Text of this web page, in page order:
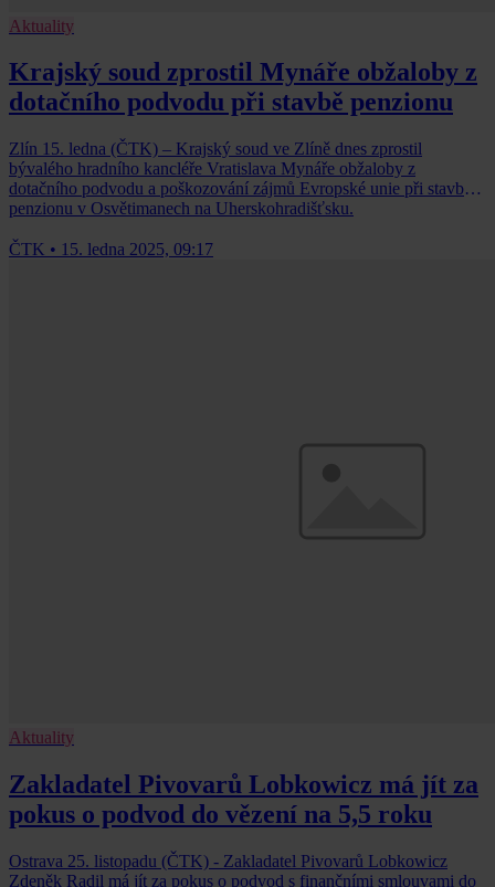
Aktuality
Krajský soud zprostil Mynáře obžaloby z
dotačního podvodu při stavbě penzionu
Zlín 15. ledna (ČTK) – Krajský soud ve Zlíně dnes zprostil
bývalého hradního kancléře Vratislava Mynáře obžaloby z
dotačního podvodu a poškozování zájmů Evropské unie při stavbě
penzionu v Osvětimanech na Uherskohradišťsku.
ČTK • 15. ledna 2025, 09:17
Aktuality
Zakladatel Pivovarů Lobkowicz má jít za
pokus o podvod do vězení na 5,5 roku
Ostrava 25. listopadu (ČTK) - Zakladatel Pivovarů Lobkowicz
Zdeněk Radil má jít za pokus o podvod s finančními smlouvami do